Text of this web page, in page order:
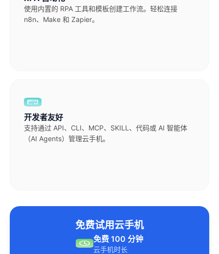
使用内置的 RPA 工具和模板创建工作流。轻松连接
n8n、Make 和 Zapier。
开发者友好
支持通过 API、CLI、MCP、SKILL、代码或 AI 智能体
（AI Agents）管理云手机。
免费试用云手机
免费 100 分钟
云手机时长